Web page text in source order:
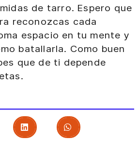
de tarro. Espero que
reconozcas cada
espacio en tu mente y
batallarla. Como buen
que de ti depende